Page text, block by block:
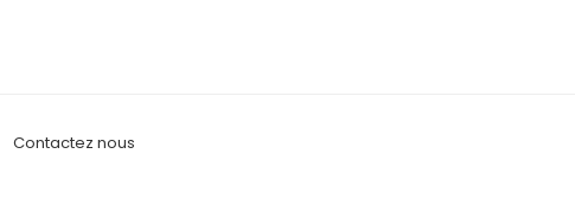
Contactez nous